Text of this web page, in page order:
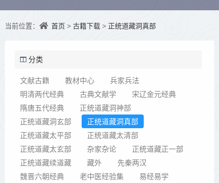
当前位置： 首页 > 古籍下载 > 正统道藏洞真部
分类
文献古籍 教材中心
兵家兵法
明清两代经典
古典文献学
宋辽金元经典
隋唐五代经典
正统道藏洞神部
正统道藏洞玄部
正统道藏洞真部
正统道藏太平部
正统道藏太清部
正统道藏太玄部
杂家杂论
正统道藏正一部
正统道藏续道藏
藏外
先秦两汉
魏晋六朝经典
老中医经验集
易经易学